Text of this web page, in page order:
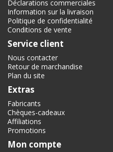
Déclarations commerciales
Information sur la livraison
Politique de confidentialité
Conditions de vente
Service client
Nous contacter
Retour de marchandise
Plan du site
Extras
Fabricants
Chèques-cadeaux
Affiliations
Promotions
Mon compte